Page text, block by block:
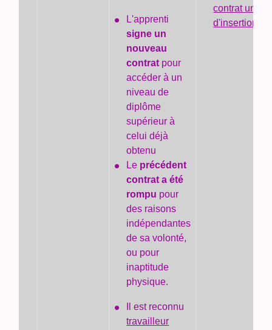
L'apprenti
signe un
nouveau
contrat pour
accéder à un
niveau de
diplôme
supérieur à
celui déjà
obtenu
Le précédent
contrat a été
rompu pour
des raisons
indépendantes
de sa volonté,
ou pour
inaptitude
physique.
Il est reconnu
travailleur
contrat
d'insertion